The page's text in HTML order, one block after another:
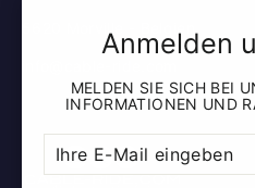
Anmelden
MELDEN SIE SICH BEI
INFORMATIONEN UND
IHRE
E-
MAIL
ABONNIEREN